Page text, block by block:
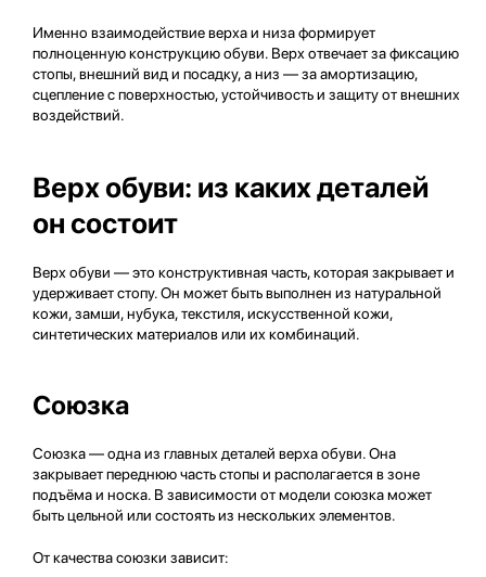
Именно взаимодействие верха и низа формирует
полноценную конструкцию обуви. Верх отвечает за фиксацию
стопы, внешний вид и посадку, а низ — за амортизацию,
сцепление с поверхностью, устойчивость и защиту от внешних
воздействий.
Верх обуви: из каких деталей
он состоит
Верх обуви — это конструктивная часть, которая закрывает и
удерживает стопу. Он может быть выполнен из натуральной
кожи, замши, нубука, текстиля, искусственной кожи,
синтетических материалов или их комбинаций.
Союзка
Союзка — одна из главных деталей верха обуви. Она
закрывает переднюю часть стопы и располагается в зоне
подъёма и носка. В зависимости от модели союзка может
быть цельной или состоять из нескольких элементов.
От качества союзки зависит: